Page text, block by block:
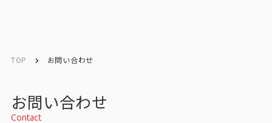
TOP お問い合わせ
お問い合わせ
Contact